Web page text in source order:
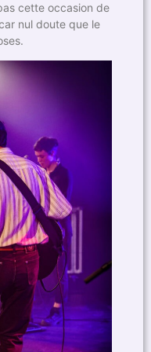
cette occasion de
nul doute que le